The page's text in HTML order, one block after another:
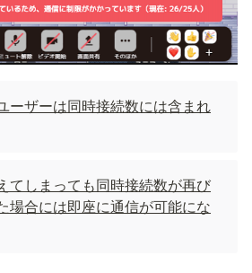
ーザーは同時接続数には含まれ
てしまっても同時接続数が再び
場合には即座に通信が可能にな